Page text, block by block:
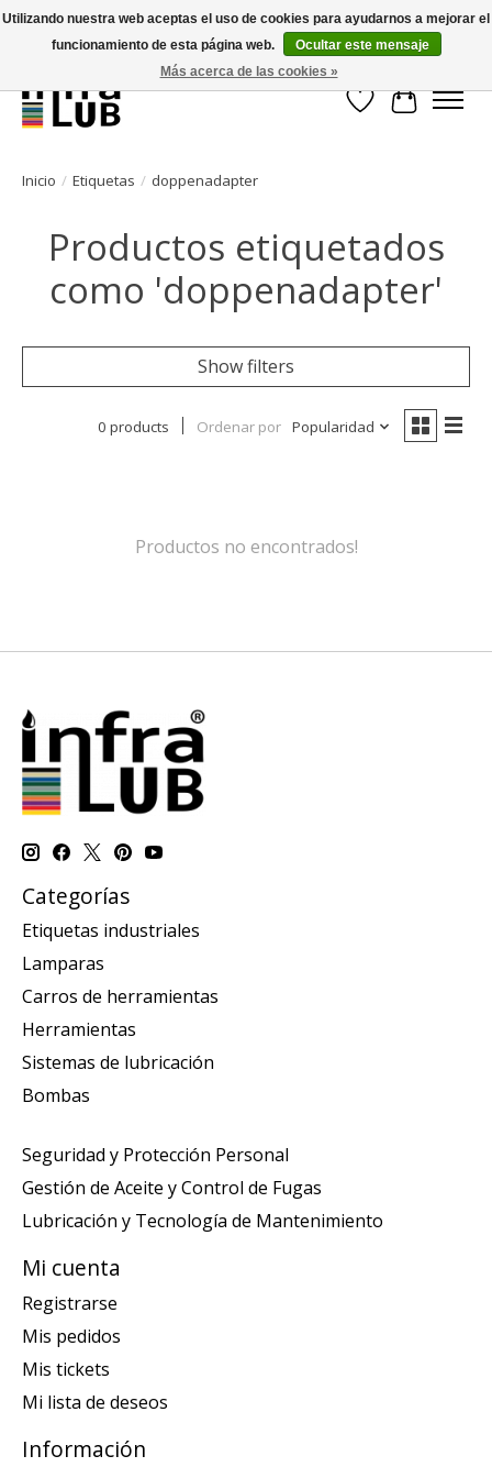
Minder stilstand, meer rendement!
Lista de deseos
Cesta
Inicio / Etiquetas / doppenadapter
Productos etiquetados
como 'doppenadapter'
Show filters
0 products Ordenar por Popularidad
Productos no encontrados!
Categorías
Etiquetas industriales
Lamparas
Carros de herramientas
Herramientas
Sistemas de lubricación
Bombas
Seguridad y Protección Personal
Gestión de Aceite y Control de Fugas
Lubricación y Tecnología de Mantenimiento
Mi cuenta
Registrarse
Mis pedidos
Mis tickets
Mi lista de deseos
Información
Utilizando nuestra web aceptas el uso de cookies para ayudarnos a mejorar el
funcionamiento de esta página web.
Ocultar este mensaje
Más acerca de las cookies »